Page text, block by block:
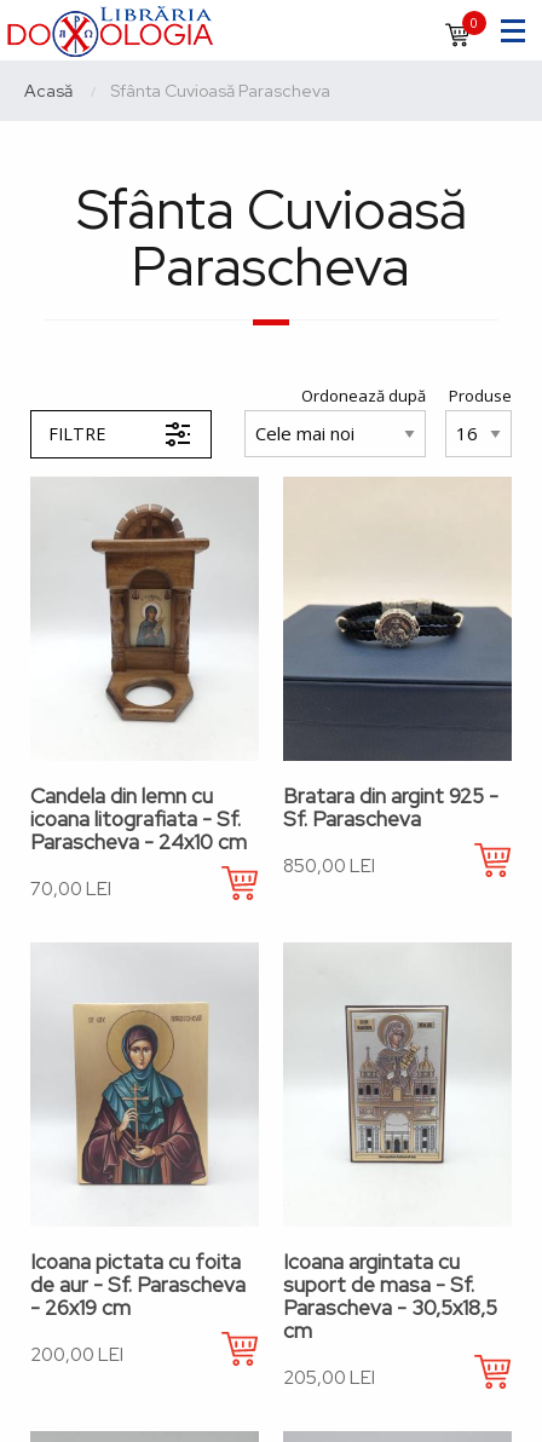
Sari
la
conținutul
Navigare
principală
0
Breadcrumb
Acasă Current:
Sfânta Cuvioasă Parascheva
Sfânta Cuvioasă
Parascheva
FILTRE
Ordonează după Produse
Candela din lemn cu
icoana litografiata - Sf.
Parascheva - 24x10 cm
70,00 LEI
Bratara din argint 925 -
Sf. Parascheva
850,00 LEI
Icoana pictata cu foita
de aur - Sf. Parascheva
- 26x19 cm
200,00 LEI
Icoana argintata cu
suport de masa - Sf.
Parascheva - 30,5x18,5
cm
205,00 LEI